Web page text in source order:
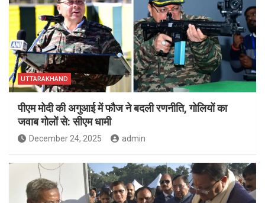
UTTARAKHAND
पीएम मोदी की अगुआई में फौज ने बदली रणनीति, गोलियों का
जवाब गोलों से: सीएम धामी
December 24, 2025 admin